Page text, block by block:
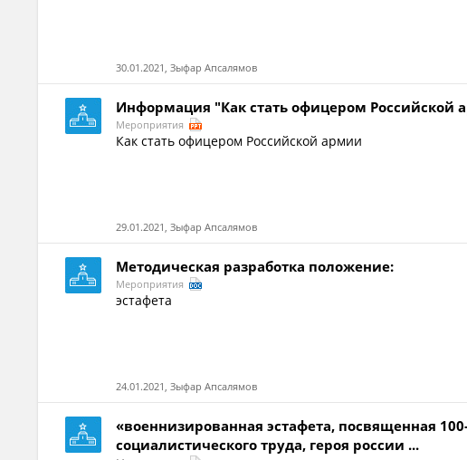
30.01.2021, Зыфар Апсалямов
Информация "Как стать офицером Российской
Мероприятия
Как стать офицером Российской армии
29.01.2021, Зыфар Апсалямов
Методическая разработка положение:
Мероприятия
эстафета
24.01.2021, Зыфар Апсалямов
«военнизированная эстафета, посвященная
социалистического труда, героя россии ...